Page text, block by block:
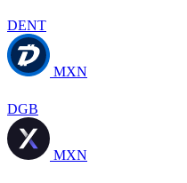
DENT
MXN
DGB
MXN